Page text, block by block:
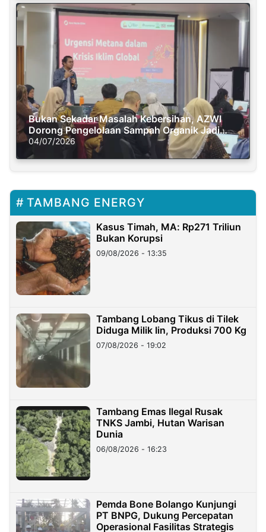
Bukan Sekadar Masalah Kebersihan, AZWI
Dorong Pengelolaan Sampah Organik Jadi
Solusi Krisis Iklim
04/07/2026
TAMBANG ENERGY
Kasus Timah, MA: Rp271 Triliun
Bukan Korupsi
09/08/2026 - 13:35
Tambang Lobang Tikus di Tilek
Diduga Milik Iin, Produksi 700 Kg
07/08/2026 - 19:02
Tambang Emas Ilegal Rusak
TNKS Jambi, Hutan Warisan
Dunia
06/08/2026 - 16:23
Pemda Bone Bolango Kunjungi
PT BNPG, Dukung Percepatan
Operasional Fasilitas Strategis